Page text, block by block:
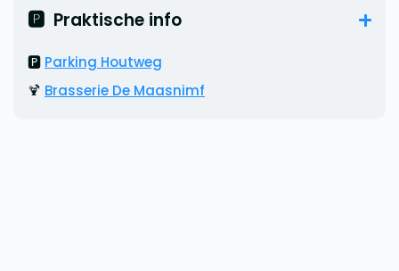
🅿️  Praktische info
🅿️ Parking Houtweg
🍹 Brasserie De Maasnimf